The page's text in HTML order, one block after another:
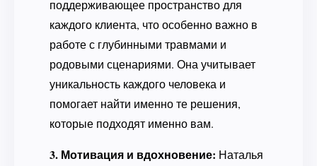
поддерживающее пространство для
каждого клиента, что особенно важно в
работе с глубинными травмами и
родовыми сценариями. Она учитывает
уникальность каждого человека и
помогает найти именно те решения,
которые подходят именно вам.
3. Мотивация и вдохновение: Наталья